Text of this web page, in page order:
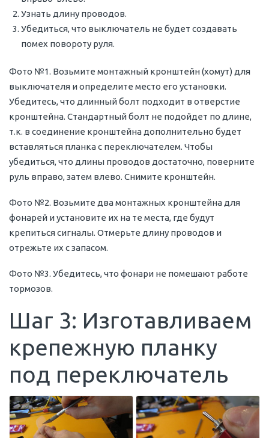
Узнать длину проводов.
Убедиться, что выключатель не будет создавать
помех повороту руля.
Фото №1. Возьмите монтажный кронштейн (хомут) для
выключателя и определите место его установки.
Убедитесь, что длинный болт подходит в отверстие
кронштейна. Стандартный болт не подойдет по длине,
т.к. в соединение кронштейна дополнительно будет
вставляться планка с переключателем. Чтобы
убедиться, что длины проводов достаточно, поверните
руль вправо, затем влево. Снимите кронштейн.
Фото №2. Возьмите два монтажных кронштейна для
фонарей и установите их на те места, где будут
крепиться сигналы. Отмерьте длину проводов и
отрежьте их с запасом.
Фото №3. Убедитесь, что фонари не помешают работе
тормозов.
Шаг 3: Изготавливаем
крепежную планку
под переключатель